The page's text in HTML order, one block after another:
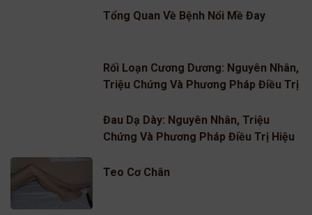
Tổng Quan Về Bệnh Nổi Mề Đay
Rối Loạn Cương Dương: Nguyên Nhân,
Triệu Chứng Và Phương Pháp Điều Trị
Đau Dạ Dày: Nguyên Nhân, Triệu
Chứng Và Phương Pháp Điều Trị Hiệu
Teo Cơ Chân